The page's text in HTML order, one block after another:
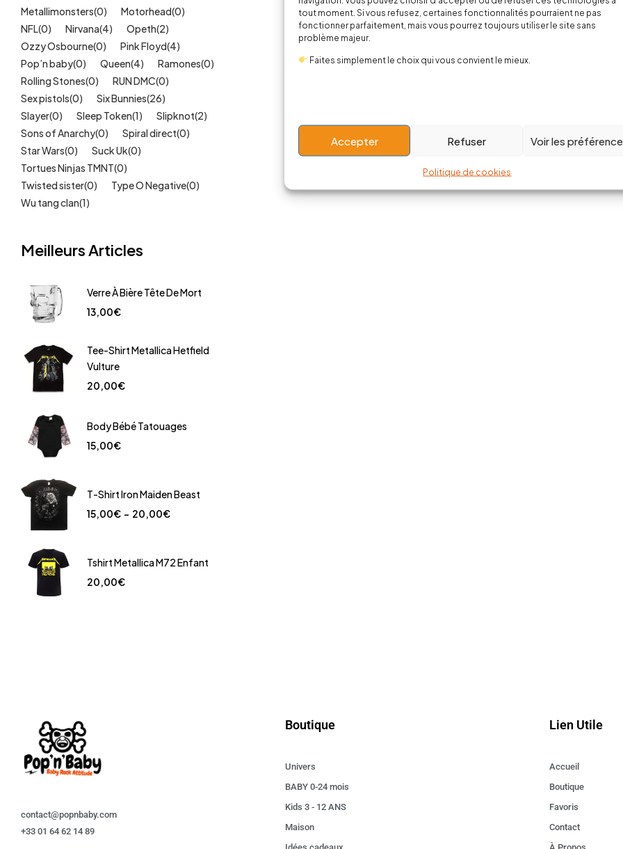
tout moment. Si vous refusez, certaines fonctionnalités pourraient ne pas
fonctionner parfaitement, mais vous pourrez toujours utiliser le site sans
problème majeur.
Faites simplement le choix qui vous convient le mieux.
Accepter Refuser Voir les
Politique de cookies
Metallimonsters(0) Motorhead(0)
NFL(0) Nirvana(4) Opeth(2)
Ozzy Osbourne(0) Pink Floyd(4)
Pop’n baby(0) Queen(4) Ramones(0)
Rolling Stones(0) RUN DMC(0)
Sex pistols(0) Six Bunnies(26)
Slayer(0) Sleep Token(1) Slipknot(2)
Sons of Anarchy(0) Spiral direct(0)
Star Wars(0) Suck Uk(0)
Tortues Ninjas TMNT(0)
Twisted sister(0) Type O Negative(0)
Wu tang clan(1)
Meilleurs Articles
Verre À Bière Tête De Mort
13,00€
Tee-Shirt Metallica Hetfield
Vulture
20,00€
Body Bébé Tatouages
15,00€
T-Shirt Iron Maiden Beast
15,00€ – 20,00€
Tshirt Metallica M72 Enfant
20,00€
contact@popnbaby.com
+33 01 64 62 14 89
Boutique
Univers
BABY 0-24 mois
Kids 3 - 12 ANS
Maison
Lien Utile
Accueil
Boutique
Favoris
Contact